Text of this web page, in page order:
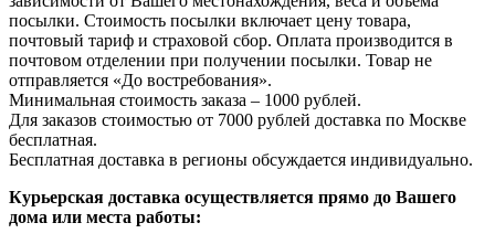
посылки. Стоимость посылки включает цену товара,
почтовый тариф и страховой сбор. Оплата производится в
почтовом отделении при получении посылки. Товар не
отправляется «До востребования».
Минимальная стоимость заказа – 1000 рублей.
Для заказов стоимостью от 7000 рублей доставка по Москве
бесплатная.
Бесплатная доставка в регионы обсуждается индивидуально.
Курьерская доставка осуществляется прямо до Вашего
дома или места работы: